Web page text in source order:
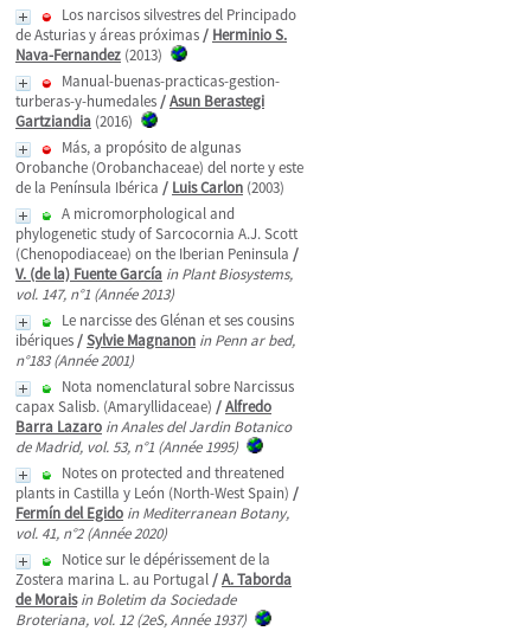
Los narcisos silvestres del Principado
de Asturias y áreas próximas/ Herminio S.
Nava-Fernandez (2013)
Manual-buenas-practicas-gestion-
turberas-y-humedales/Asun Berastegi
Gartziandia (2016)
Más, a propósito de algunas
Orobanche (Orobanchaceae) del norte y este
de la Península Ibérica / Luis Carlon (2003)
A micromorphological and
phylogenetic study of Sarcocornia A.J. Scott
(Chenopodiaceae) on the Iberian Peninsula /
V. (de la) Fuente García in Plant Biosystems,
vol. 147, n°1 (Année 2013)
Le narcisse des Glénan et ses cousins
ibériques/Sylvie Magnanon in Penn ar bed,
n°183 (Année 2001)
Nota nomenclatural sobre Narcissus
capax Salisb. (Amaryllidaceae) /Alfredo
Barra Lazaro in Anales del Jardin Botanico
de Madrid, vol. 53, n°1 (Année 1995)
Notes on protected and threatened
plants in Castilla y León (North-West Spain) /
Fermín del Egido in Mediterranean Botany,
vol. 41, n°2 (Année 2020)
Notice sur le dépérissement de la
Zostera marina L. au Portugal/A. Taborda
de Morais in Boletim da Sociedade
Broteriana, vol. 12 (2eS, Année 1937)